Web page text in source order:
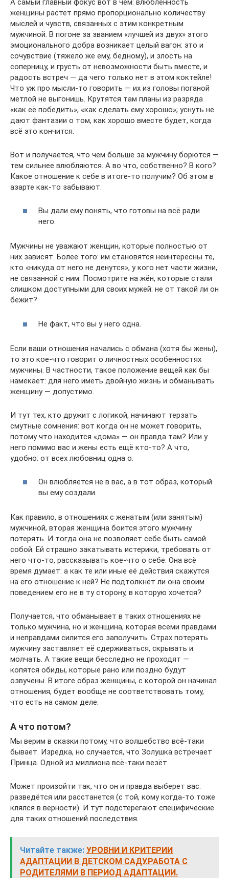
женщины растёт прямо пропорционально количеству
мыслей и чувств, связанных с этим конкретным
мужчиной. В погоне за званием «лучшей из двух» этого
эмоционального добра возникает целый вагон: это и
сочувствие (тяжело же ему, бедному), и злость на
соперницу, и грусть от невозможности быть вместе, и
радость встреч — да чего только нет в этом коктейле!
Что уж про мысли-то говорить — их из головы поганой
метлой не выгонишь. Крутятся там планы из разряда
«как её победить», «как сделать ему хорошо»; уснуть не
дают фантазии о том, как хорошо вместе будет, когда
всё это кончится.
Вот и получается, что чем больше за мужчину борются —
тем сильнее влюбляются. А во что, собственно? В кого?
Какое отношение к себе в итоге-то получим? Об этом в
азарте как-то забывают.
Вы дали ему понять, что готовы на всё ради
него.
Мужчины не уважают женщин, которые полностью от
них зависят. Более того: им становятся неинтересны те,
кто «никуда от него не денутся», у кого нет части жизни,
не связанной с ним. Посмотрите на жён, которые стали
слишком доступными для своих мужей: не от такой ли он
бежит?
Не факт, что вы у него одна.
Если ваши отношения начались с обмана (хотя бы жены),
то это кое-что говорит о личностных особенностях
мужчины. В частности, такое положение вещей как бы
намекает: для него иметь двойную жизнь и обманывать
женщину — допустимо.
И тут тех, кто дружит с логикой, начинают терзать
смутные сомнения: вот когда он не может говорить,
потому что находится «дома» — он правда там? Или у
него помимо вас и жены есть ещё кто-то? А что,
удобно: от всех любовниц одна о.
Он влюбляется не в вас, а в тот образ, который
вы ему создали.
Как правило, в отношениях с женатым (или занятым)
мужчиной, вторая женщина боится этого мужчину
потерять. И тогда она не позволяет себе быть самой
собой. Ей страшно закатывать истерики, требовать от
него что-то, рассказывать кое-что о себе. Она всё
время думает: а как те или иные её действия скажутся
на его отношение к ней? Не подтолкнёт ли она своим
поведением его не в ту сторону, в которую хочется?
Получается, что обманывает в таких отношениях не
только мужчина, но и женщина, которая всеми правдами
и неправдами силится его заполучить. Страх потерять
мужчину заставляет её сдерживаться, скрывать и
молчать. А такие вещи бесследно не проходят —
копятся обиды, которые рано или поздно будут
озвучены. В итоге образ женщины, с которой он начинал
отношения, будет вообще не соответствовать тому,
что есть на самом деле.
А что потом?
Мы верим в сказки потому, что волшебство всё-таки
бывает. Изредка, но случается, что Золушка встречает
Принца. Одной из миллиона всё-таки везёт.
Может произойти так, что он и правда выберет вас:
разведётся или расстанется (с той, кому когда-то тоже
клялся в верности). И тут подстерегают специфические
для таких отношений последствия.
Читайте также: УРОВНИ И КРИТЕРИИ
АДАПТАЦИИ В ДЕТСКОМ САДУ.РАБОТА С
РОДИТЕЛЯМИ В ПЕРИОД АДАПТАЦИИ.